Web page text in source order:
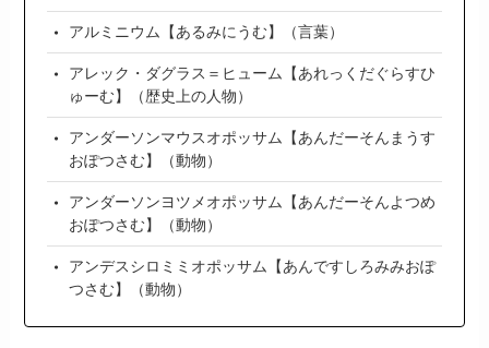
アルミニウム【あるみにうむ】（言葉）
アレック・ダグラス＝ヒューム【あれっくだぐらすひ
ゅーむ】（歴史上の人物）
アンダーソンマウスオポッサム【あんだーそんまうす
おぽつさむ】（動物）
アンダーソンヨツメオポッサム【あんだーそんよつめ
おぽつさむ】（動物）
アンデスシロミミオポッサム【あんですしろみみおぽ
つさむ】（動物）